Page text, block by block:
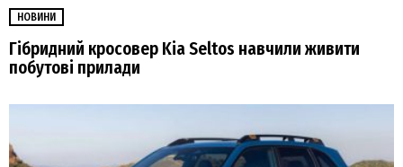
НОВИНИ
Гібридний кросовер Kia Seltos навчили живити
побутові прилади